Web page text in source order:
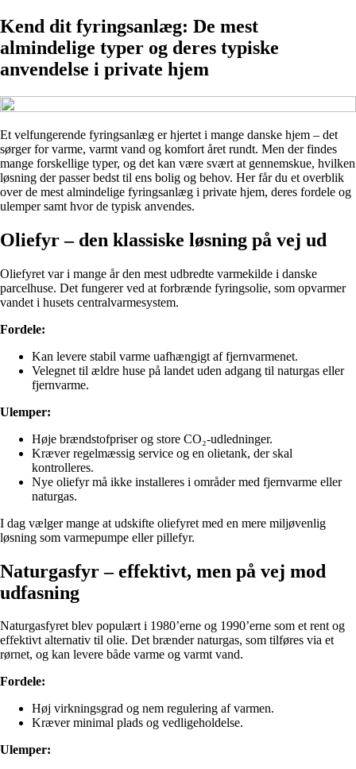
Kend dit fyringsanlæg: De mest
almindelige typer og deres typiske
anvendelse i private hjem
Et velfungerende fyringsanlæg er hjertet i mange danske hjem – det
sørger for varme, varmt vand og komfort året rundt. Men der findes
mange forskellige typer, og det kan være svært at gennemskue, hvilken
løsning der passer bedst til ens bolig og behov. Her får du et overblik
over de mest almindelige fyringsanlæg i private hjem, deres fordele og
ulemper samt hvor de typisk anvendes.
Oliefyr – den klassiske løsning på vej ud
Oliefyret var i mange år den mest udbredte varmekilde i danske
parcelhuse. Det fungerer ved at forbrænde fyringsolie, som opvarmer
vandet i husets centralvarmesystem.
Fordele:
Kan levere stabil varme uafhængigt af fjernvarmenet.
Velegnet til ældre huse på landet uden adgang til naturgas eller
fjernvarme.
Ulemper:
Høje brændstofpriser og store CO₂-udledninger.
Kræver regelmæssig service og en olietank, der skal
kontrolleres.
Nye oliefyr må ikke installeres i områder med fjernvarme eller
naturgas.
I dag vælger mange at udskifte oliefyret med en mere miljøvenlig
løsning som varmepumpe eller pillefyr.
Naturgasfyr – effektivt, men på vej mod
udfasning
Naturgasfyret blev populært i 1980’erne og 1990’erne som et rent og
effektivt alternativ til olie. Det brænder naturgas, som tilføres via et
rørnet, og kan levere både varme og varmt vand.
Fordele:
Høj virkningsgrad og nem regulering af varmen.
Kræver minimal plads og vedligeholdelse.
Ulemper: